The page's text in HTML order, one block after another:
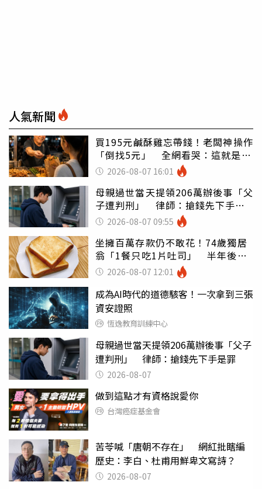
人氣新聞
買195元鹹酥雞忘帶錢！老闆神操作
「倒找5元」 全網看哭：這就是台
灣 2026-08-07 16:01
母親過世當天提領206萬辦後事「父
子遭判刑」 律師：搶錢先下手是
罪 2026-08-07 09:55
坐擁百萬存款仍不敢花！74歲獨居
翁「1餐只吃1片吐司」 半年後暴
瘦嚇壞女兒
2026-08-07 12:01
成為AI時代的道德駭客！一次拿到三張
資安證照
恆逸教育訓練中心
母親過世當天提領206萬辦後事「父子
遭判刑」 律師：搶錢先下手是罪
2026-08-07
做到這點才有資格說愛你
台灣癌症基金會
苦苓喊「唐朝不存在」 網紅批瞎編
歷史：李白、杜甫用鮮卑文寫詩？
2026-08-07